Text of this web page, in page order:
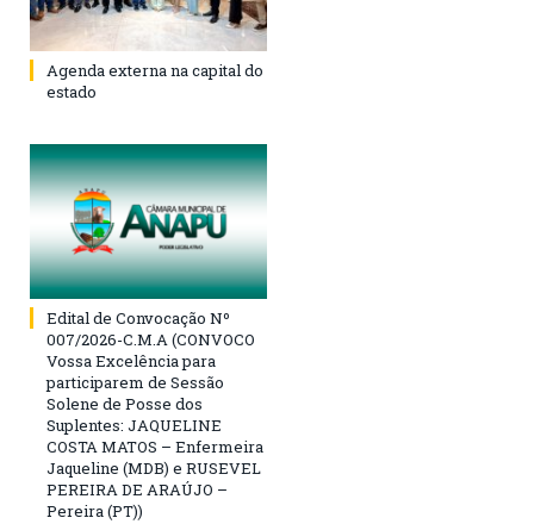
Agenda externa na capital do
estado
Edital de Convocação Nº
007/2026-C.M.A (CONVOCO
Vossa Excelência para
participarem de Sessão
Solene de Posse dos
Suplentes: JAQUELINE
COSTA MATOS – Enfermeira
Jaqueline (MDB) e RUSEVEL
PEREIRA DE ARAÚJO –
Pereira (PT))